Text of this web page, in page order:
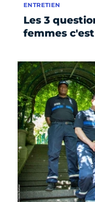
Les 3
femmes
ENTRETIEN